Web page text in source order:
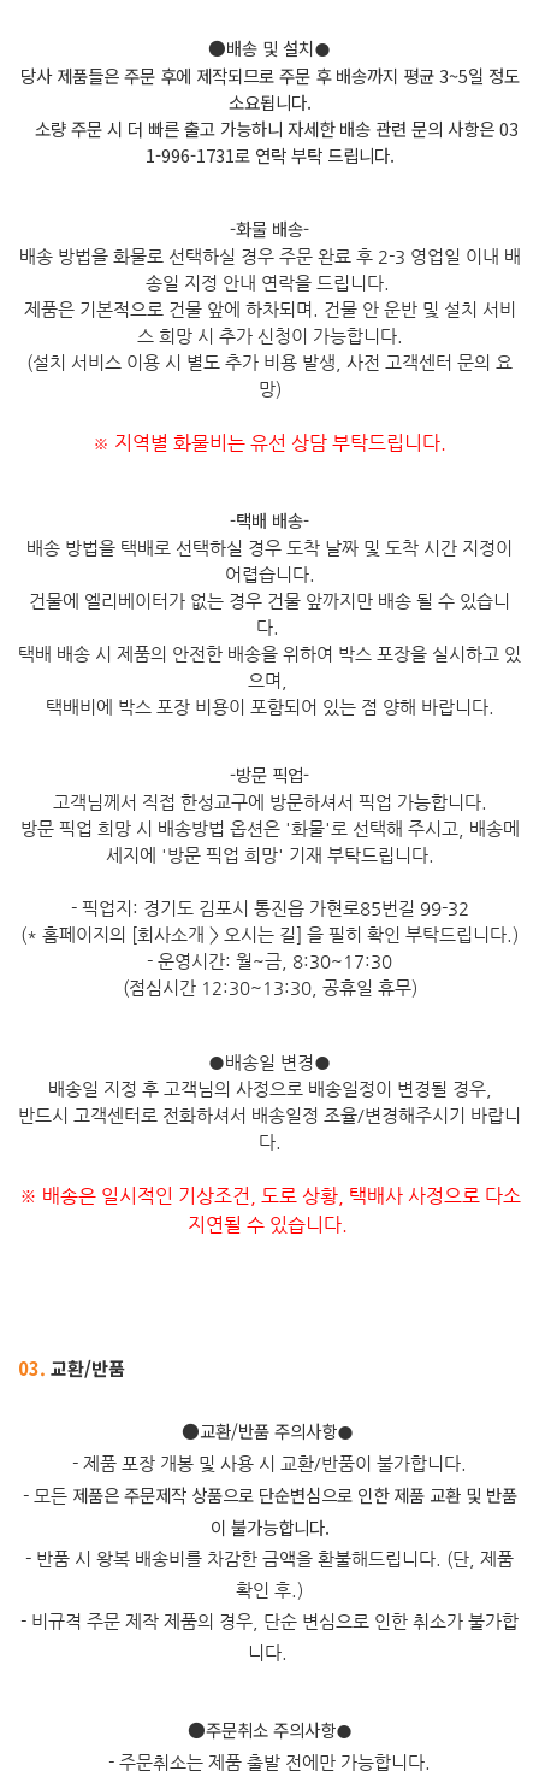
●배송 및 설치●
당사 제품들은 주문 후에 제작되므로 주문 후 배송까지 평균 3~5일 정도
소요됩니다.
소량 주문 시 더 빠른 출고 가능하니 자세한 배송 관련 문의 사항은 03
1-996-1731로 연락 부탁 드립니다.
-화물 배송-
배송 방법을 화물로 선택하실 경우 주문 완료 후 2-3 영업일 이내 배
송일 지정 안내 연락을 드립니다.
제품은 기본적으로 건물 앞에 하차되며. 건물 안 운반 및 설치 서비
스 희망 시 추가 신청이 가능합니다.
(설치 서비스 이용 시 별도 추가 비용 발생, 사전 고객센터 문의 요
망)
※ 지역별 화물비는 유선 상담 부탁드립니다.
-택배 배송-
배송 방법을 택배로 선택하실 경우 도착 날짜 및 도착 시간 지정이
어렵습니다.
건물에 엘리베이터가 없는 경우 건물 앞까지만 배송 될 수 있습니
다.
택배 배송 시 제품의 안전한 배송을 위하여 박스 포장을 실시하고 있
으며,
택배비에 박스 포장 비용이 포함되어 있는 점 양해 바랍니다.
-방문 픽업-
고객님께서 직접 한성교구에 방문하셔서 픽업 가능합니다.
방문 픽업 희망 시 배송방법 옵션은 '화물'로 선택해 주시고, 배송메
세지에 '방문 픽업 희망' 기재 부탁드립니다.
- 픽업지: 경기도 김포시 통진읍 가현로85번길 99-32
(* 홈페이지의 [회사소개 > 오시는 길] 을 필히 확인 부탁드립니다.)
- 운영시간: 월~금, 8:30~17:30
(점심시간 12:30~13:30, 공휴일 휴무)
●배송일 변경●
배송일 지정 후 고객님의 사정으로 배송일정이 변경될 경우,
반드시 고객센터로 전화하셔서 배송일정 조율/변경해주시기 바랍니
다.
※ 배송은 일시적인 기상조건, 도로 상황, 택배사 사정으로 다소
지연될 수 있습니다.
03. 교환/반품
​●교환/반품 주의사항●
- 제품 포장 개봉 및 사용 시 교환/반품이 불가합니다.
- 모든 제품은 주문제작 상품으로 단순변심으로 인한 제품 교환 및 반품
이 불가능합니다.
- 반품 시 왕복 배송비를 차감한 금액을 환불해드립니다. (단, 제품
확인 후.)
- 비규격 주문 제작 제품의 경우, 단순 변심으로 인한 취소가 불가합
니다.
●주문취소 주의사항●
- 주문취소는 제품 출발 전에만 가능합니다.